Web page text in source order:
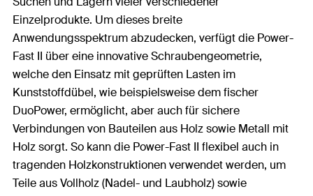
Einzelprodukte. Um dieses breite
Anwendungsspektrum abzudecken, verfügt die Power-
Fast II über eine innovative Schraubengeometrie,
welche den Einsatz mit geprüften Lasten im
Kunststoffdübel, wie beispielsweise dem fischer
DuoPower, ermöglicht, aber auch für sichere
Verbindungen von Bauteilen aus Holz sowie Metall mit
Holz sorgt. So kann die Power-Fast II flexibel auch in
tragenden Holzkonstruktionen verwendet werden, um
Teile aus Vollholz (Nadel- und Laubholz) sowie